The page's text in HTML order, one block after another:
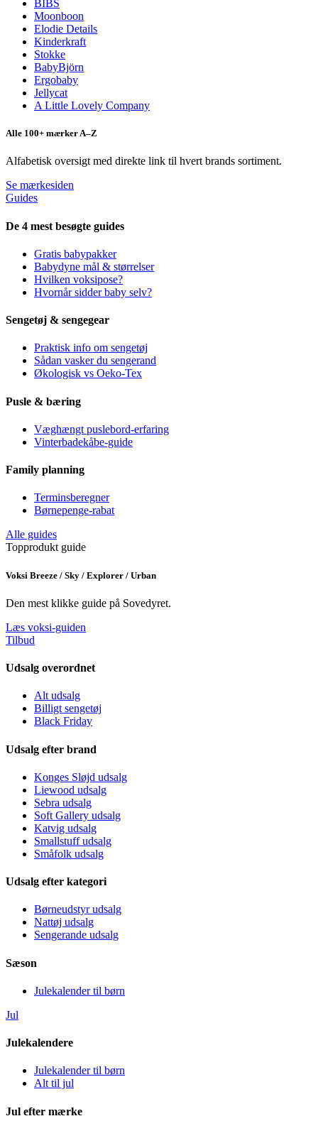
BIBS
Moonboon
Elodie Details
Kinderkraft
Stokke
BabyBjörn
Ergobaby
Jellycat
A Little Lovely Company
Alle 100+ mærker A–Z
Alfabetisk oversigt med direkte link til hvert brands sortiment.
Se mærkesiden
Guides
De 4 mest besøgte guides
Gratis babypakker
Babydyne mål & størrelser
Hvilken voksipose?
Hvornår sidder baby selv?
Sengetøj & sengegear
Praktisk info om sengetøj
Sådan vasker du sengerand
Økologisk vs Oeko-Tex
Pusle & bæring
Væghængt puslebord-erfaring
Vinterbadekåbe-guide
Family planning
Terminsberegner
Børnepenge-rabat
Alle guides
Topprodukt guide
Voksi Breeze / Sky / Explorer / Urban
Den mest klikke guide på Sovedyret.
Læs voksi-guiden
Tilbud
Udsalg overordnet
Alt udsalg
Billigt sengetøj
Black Friday
Udsalg efter brand
Konges Sløjd udsalg
Liewood udsalg
Sebra udsalg
Soft Gallery udsalg
Katvig udsalg
Smallstuff udsalg
Småfolk udsalg
Udsalg efter kategori
Børneudstyr udsalg
Nattøj udsalg
Sengerande udsalg
Sæson
Julekalender til børn
Jul
Julekalendere
Julekalender til børn
Alt til jul
Jul efter mærke